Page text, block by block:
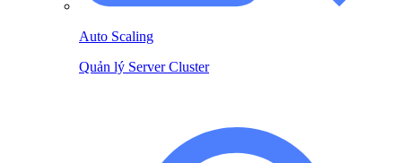
Auto Scaling
Quản lý Server Cluster